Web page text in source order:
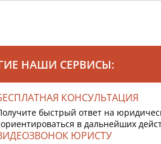
НАШИ СЕРВИСЫ:
КОНСУЛЬТАЦИЯ
быстрый ответ на
в дальнейших
ЮРИСТУ